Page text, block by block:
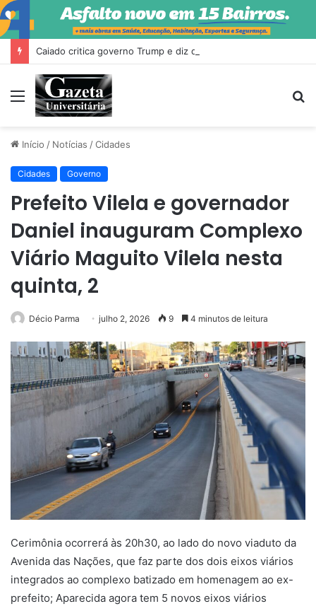
Menu
Início / Notícias /Cidades
Cidades Governo
Prefeito Vilela e governador
Daniel inauguram Complexo
Viário Maguito Vilela nesta
quinta, 2
Décio Parma julho 2, 2026 9 4 minutos de leitura
Cerimônia ocorrerá às 20h30, ao lado do novo viaduto da
Avenida das Nações, que faz parte dos dois eixos viários
integrados ao complexo batizado em homenagem ao ex-
prefeito; Aparecida agora tem 5 novos eixos viários